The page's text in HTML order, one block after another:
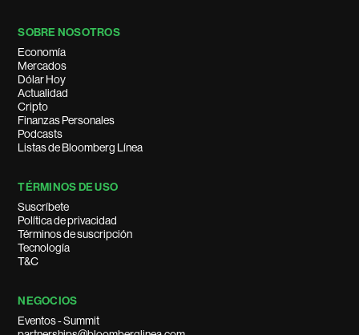
SOBRE NOSOTROS
Economía
Mercados
Dólar Hoy
Actualidad
Cripto
Finanzas Personales
Podcasts
Listas de Bloomberg Línea
TÉRMINOS DE USO
Suscríbete
Política de privacidad
Términos de suscripción
Tecnología
T&C
NEGOCIOS
Eventos - Summit